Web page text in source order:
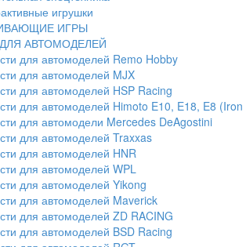
игрушки
ИГРЫ
АВТОМОДЕЛЕЙ
для автомоделей Remo Hobby
для автомоделей MJX
для автомоделей HSP Racing
для автомоделей Himoto E10, E18, E8
для автомодели Mercedes DeAgostini
для автомоделей Traxxas
для автомоделей HNR
для автомоделей WPL
для автомоделей Yikong
для автомоделей Maverick
для автомоделей ZD RACING
для автомоделей BSD Racing